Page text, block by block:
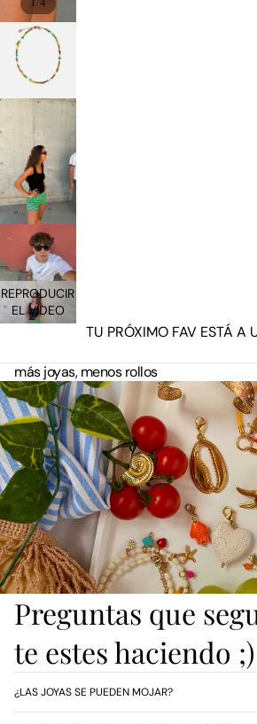
REPRODUCIR
EL VIDEO
TU PRÓXIMO FAV ESTÁ A
más joyas, menos rollos
Preguntas que
te estes haciendo ;)
¿LAS JOYAS SE PUEDEN MOJAR?